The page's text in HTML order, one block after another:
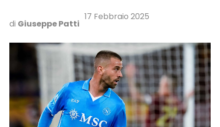
di Giuseppe Patti
17 Febbraio 2025